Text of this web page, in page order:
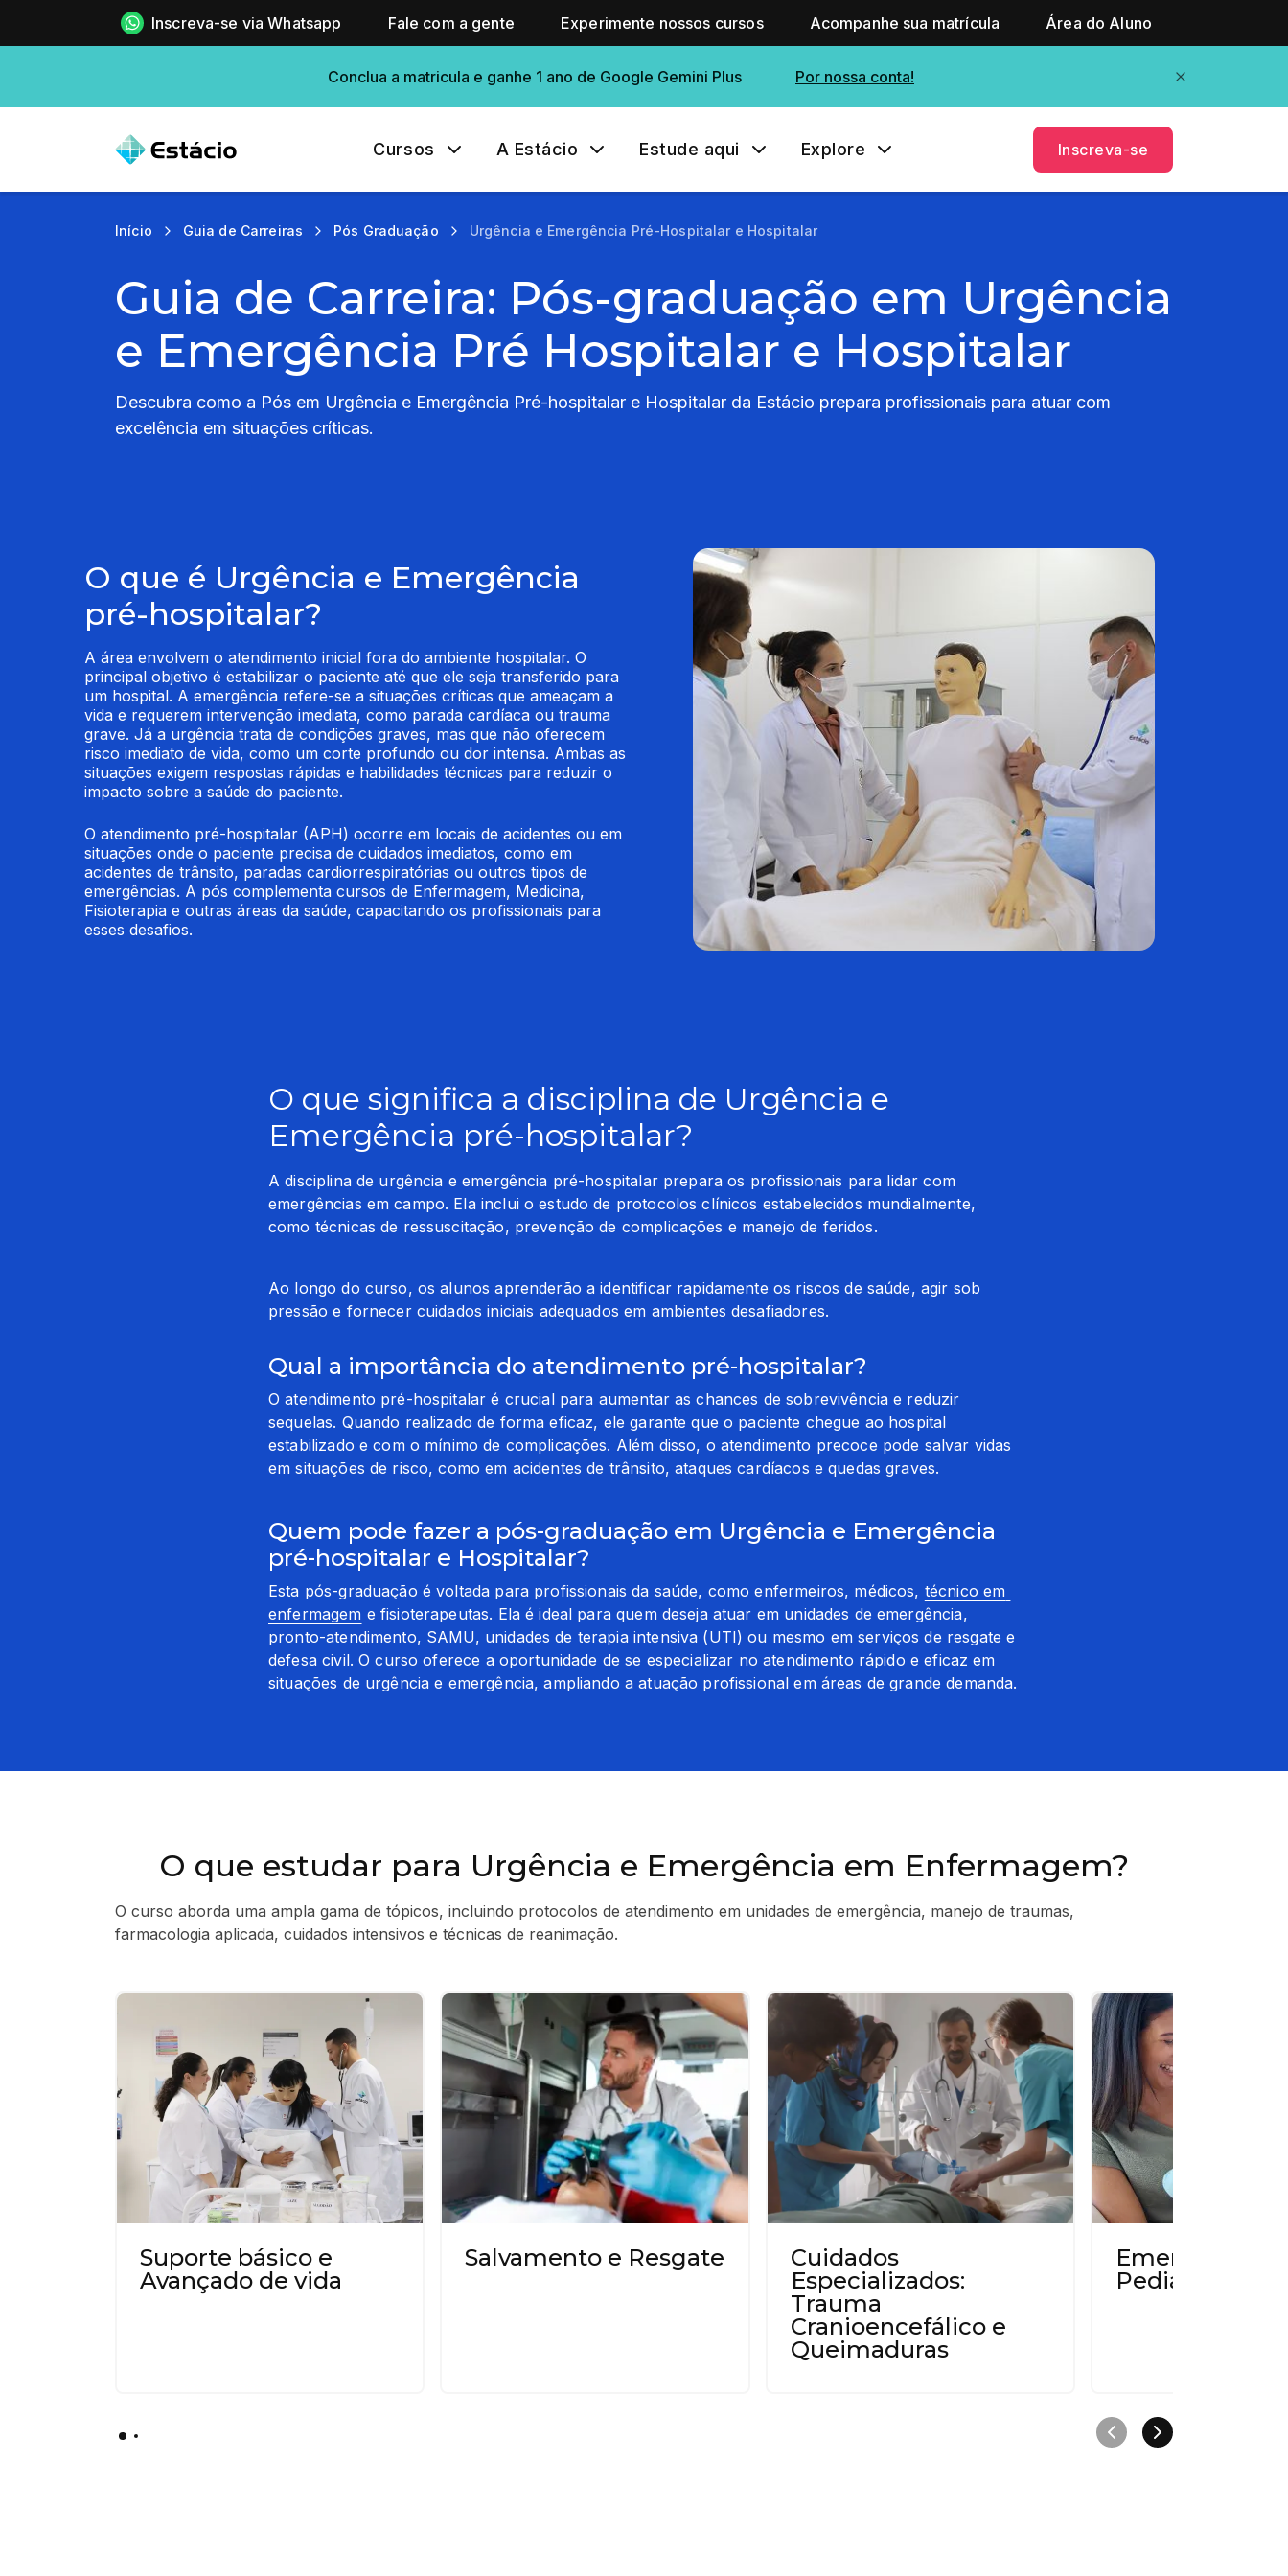
Inscreva-se via Whatsapp Fale com a gente Experimente nossos cursos Acompanhe sua matrícula Área do Aluno
Conclua a matricula e ganhe 1 ano de Google Gemini Plus Por nossa conta!
Cursos A Estácio Estude aqui Explore Inscreva-se
Início Guia de Carreiras Pós Graduação Urgência e Emergência Pré-Hospitalar e Hospitalar
Guia de Carreira: Pós-graduação em Urgência
e Emergência Pré Hospitalar e Hospitalar
Descubra como a Pós em Urgência e Emergência Pré-hospitalar e Hospitalar da Estácio prepara profissionais para atuar com
excelência em situações críticas.
O que é Urgência e Emergência
pré-hospitalar?
A área envolvem o atendimento inicial fora do ambiente hospitalar. O
principal objetivo é estabilizar o paciente até que ele seja transferido para
um hospital. A emergência refere-se a situações críticas que ameaçam a
vida e requerem intervenção imediata, como parada cardíaca ou trauma
grave. Já a urgência trata de condições graves, mas que não oferecem
risco imediato de vida, como um corte profundo ou dor intensa. Ambas as
situações exigem respostas rápidas e habilidades técnicas para reduzir o
impacto sobre a saúde do paciente.
O atendimento pré-hospitalar (APH) ocorre em locais de acidentes ou em
situações onde o paciente precisa de cuidados imediatos, como em
acidentes de trânsito, paradas cardiorrespiratórias ou outros tipos de
emergências. A pós complementa cursos de Enfermagem, Medicina,
Fisioterapia e outras áreas da saúde, capacitando os profissionais para
esses desafios.
O que significa a disciplina de Urgência e
Emergência pré-hospitalar?
A disciplina de urgência e emergência pré-hospitalar prepara os profissionais para lidar com
emergências em campo. Ela inclui o estudo de protocolos clínicos estabelecidos mundialmente,
como técnicas de ressuscitação, prevenção de complicações e manejo de feridos.
Ao longo do curso, os alunos aprenderão a identificar rapidamente os riscos de saúde, agir sob
pressão e fornecer cuidados iniciais adequados em ambientes desafiadores.
Qual a importância do atendimento pré-hospitalar?
O atendimento pré-hospitalar é crucial para aumentar as chances de sobrevivência e reduzir
sequelas. Quando realizado de forma eficaz, ele garante que o paciente chegue ao hospital
estabilizado e com o mínimo de complicações. Além disso, o atendimento precoce pode salvar vidas
em situações de risco, como em acidentes de trânsito, ataques cardíacos e quedas graves.
Quem pode fazer a pós-graduação em Urgência e Emergência
pré-hospitalar e Hospitalar?
Esta pós-graduação é voltada para profissionais da saúde, como enfermeiros, médicos, técnico em
enfermagem e fisioterapeutas. Ela é ideal para quem deseja atuar em unidades de emergência,
pronto-atendimento, SAMU, unidades de terapia intensiva (UTI) ou mesmo em serviços de resgate e
defesa civil. O curso oferece a oportunidade de se especializar no atendimento rápido e eficaz em
situações de urgência e emergência, ampliando a atuação profissional em áreas de grande demanda.
O que estudar para Urgência e Emergência em Enfermagem?
O curso aborda uma ampla gama de tópicos, incluindo protocolos de atendimento em unidades de emergência, manejo de traumas,
farmacologia aplicada, cuidados intensivos e técnicas de reanimação.
Suporte básico e
Avançado de vida
Salvamento e Resgate
Cuidados
Especializados:
Trauma
Cranioencefálico e
Queimaduras
Emergências
Pediátricas